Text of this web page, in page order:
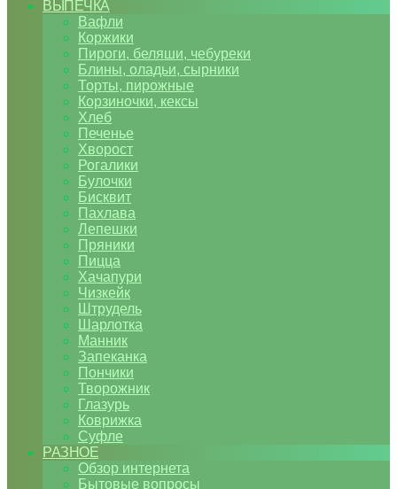
ВЫПЕЧКА
Вафли
Коржики
Пироги, беляши, чебуреки
Блины, оладьи, сырники
Торты, пирожные
Корзиночки, кексы
Хлеб
Печенье
Хворост
Рогалики
Булочки
Бисквит
Пахлава
Лепешки
Пряники
Пицца
Хачапури
Чизкейк
Штрудель
Шарлотка
Манник
Запеканка
Пончики
Творожник
Глазурь
Коврижка
Суфле
РАЗНОЕ
Обзор интернета
Бытовые вопросы